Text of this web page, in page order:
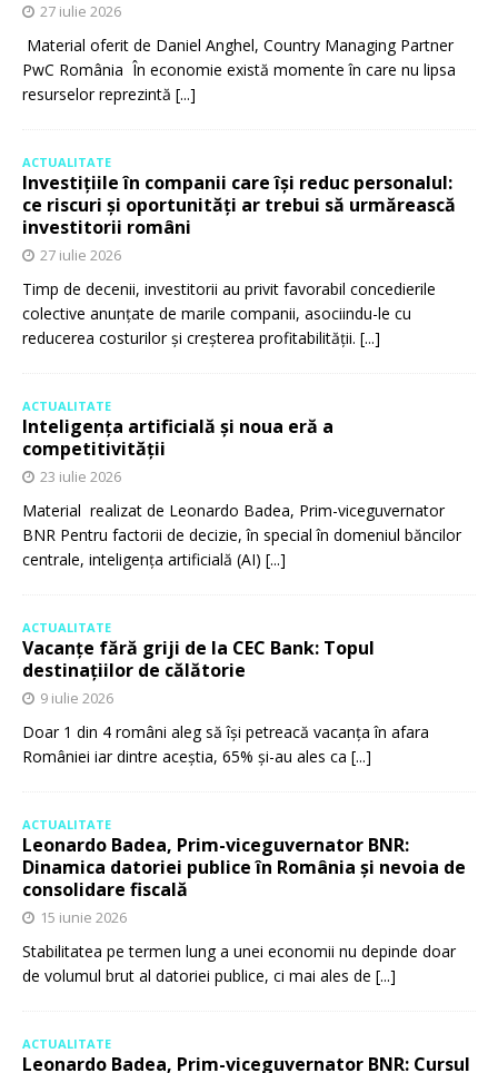
27 iulie 2026
Material oferit de Daniel Anghel, Country Managing Partner
PwC România În economie există momente în care nu lipsa
resurselor reprezintă [...]
ACTUALITATE
Investițiile în companii care își reduc personalul:
ce riscuri și oportunități ar trebui să urmărească
investitorii români
27 iulie 2026
Timp de decenii, investitorii au privit favorabil concedierile
colective anunțate de marile companii, asociindu-le cu
reducerea costurilor și creșterea profitabilității. [...]
ACTUALITATE
Inteligența artificială și noua eră a
competitivității
23 iulie 2026
Material realizat de Leonardo Badea, Prim-viceguvernator
BNR Pentru factorii de decizie, în special în domeniul băncilor
centrale, inteligența artificială (AI) [...]
ACTUALITATE
Vacanțe fără griji de la CEC Bank: Topul
destinațiilor de călătorie
9 iulie 2026
Doar 1 din 4 români aleg să își petreacă vacanța în afara
României iar dintre aceștia, 65% și-au ales ca [...]
ACTUALITATE
Leonardo Badea, Prim-viceguvernator BNR:
Dinamica datoriei publice în România și nevoia de
consolidare fiscală
15 iunie 2026
Stabilitatea pe termen lung a unei economii nu depinde doar
de volumul brut al datoriei publice, ci mai ales de [...]
ACTUALITATE
Leonardo Badea, Prim-viceguvernator BNR: Cursul